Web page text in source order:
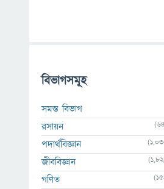
বিভাগসমূহ
সমস্ত বিভাগ
রসায়ন
পদার্থবিজ্ঞান
জীববিজ্ঞান
গণিত